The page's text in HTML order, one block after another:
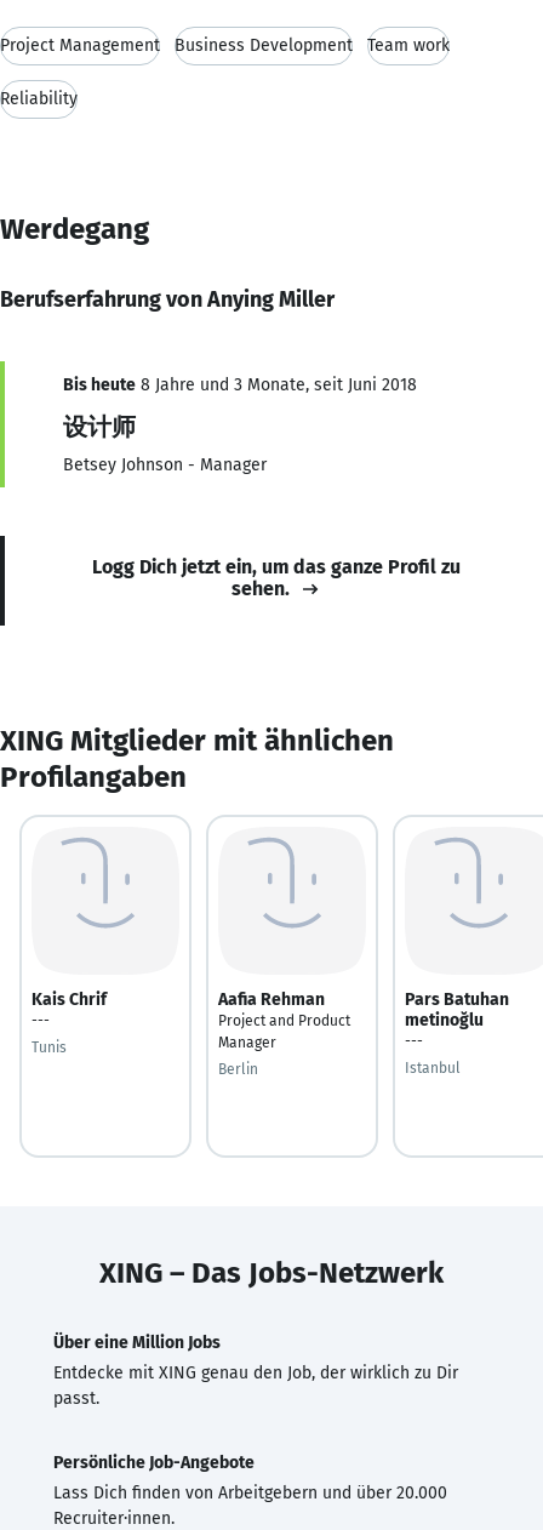
Project Management Business Development Team work
Reliability
Werdegang
Berufserfahrung von Anying Miller
Bis heute 8 Jahre und 3 Monate, seit Juni 2018
设计师
Betsey Johnson - Manager
Logg Dich jetzt ein, um das ganze Profil zu
sehen.
XING Mitglieder mit ähnlichen
Profilangaben
Kais Chrif
---
Tunis
Aafia Rehman
Project and Product
Manager
Berlin
Pars Batuhan
metinoğlu
---
Istanbul
XING – Das Jobs-Netzwerk
Über eine Million Jobs
Entdecke mit XING genau den Job, der wirklich zu Dir
passt.
Persönliche Job-Angebote
Lass Dich finden von Arbeitgebern und über 20.000
Recruiter·innen.